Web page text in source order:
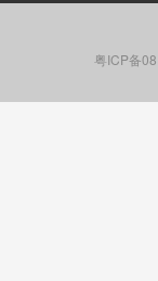
粤ICP备